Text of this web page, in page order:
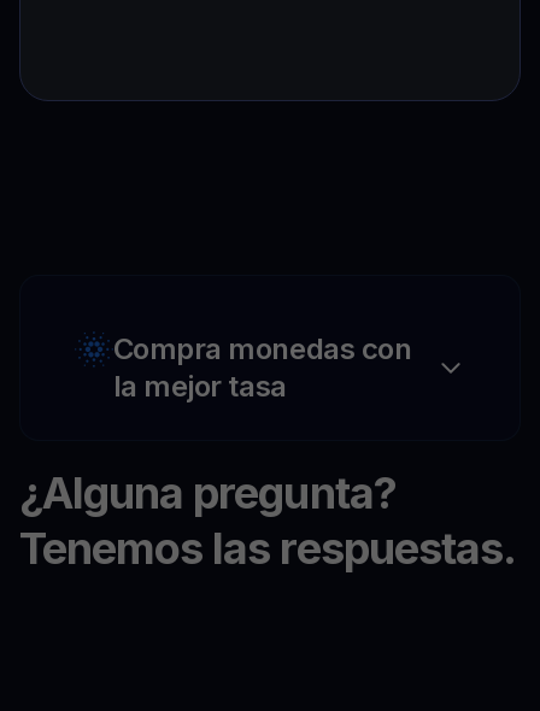
Compra monedas con
la mejor tasa
¿Alguna pregunta?
Tenemos las respuestas.